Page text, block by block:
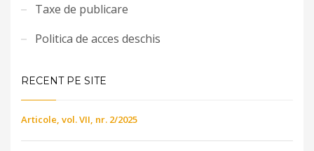
Taxe de publicare
Politica de acces deschis
RECENT PE SITE
Articole, vol. VII, nr. 2/2025